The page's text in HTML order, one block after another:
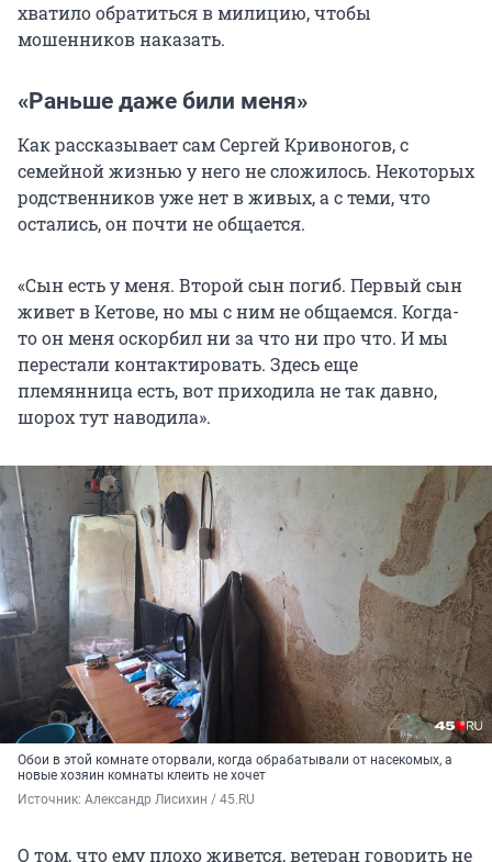
хватило обратиться в милицию, чтобы
мошенников наказать.
«Раньше даже били меня»
Как рассказывает сам Сергей Кривоногов, с
семейной жизнью у него не сложилось. Некоторых
родственников уже нет в живых, а с теми, что
остались, он почти не общается.
«Сын есть у меня. Второй сын погиб. Первый сын
живет в Кетове, но мы с ним не общаемся. Когда-
то он меня оскорбил ни за что ни про что. И мы
перестали контактировать. Здесь еще
племянница есть, вот приходила не так давно,
шорох тут наводила».
Обои в этой комнате оторвали, когда обрабатывали от насекомых, а
новые хозяин комнаты клеить не хочет
Источник: Александр Лисихин / 45.RU
О том, что ему плохо живется, ветеран говорить не